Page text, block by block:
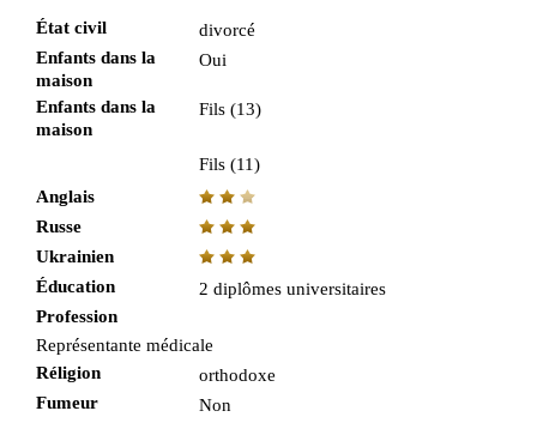
État civil
divorcé
Enfants dans la
maison
Oui
Enfants dans la
maison
Fils (13)
Fils (11)
Anglais
Russe
Ukrainien
Éducation
2 diplômes universitaires
Profession
Représentante médicale
Réligion
orthodoxe
Fumeur
Non